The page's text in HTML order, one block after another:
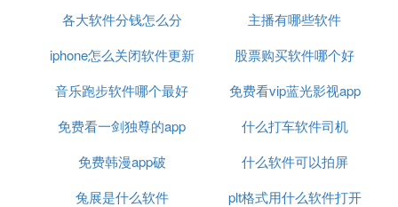
除
各大软件分钱怎么分
主播有哪些软件
iphone怎么关闭软件更新
股票购买软件哪个好
音乐跑步软件哪个最好
免费看vip蓝光影视app
免费看一剑独尊的app
什么打车软件司机
免费韩漫app破
什么软件可以拍屏
兔展是什么软件
plt格式用什么软件打开